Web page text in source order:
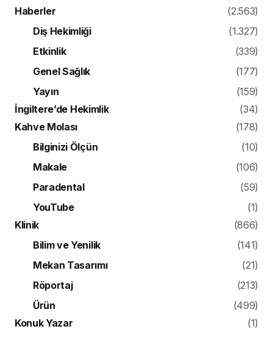
Haberler
(2.563)
Diş Hekimliği
(1.327)
Etkinlik
(339)
Genel Sağlık
(177)
Yayın
(159)
İngiltere’de Hekimlik
(34)
Kahve Molası
(178)
Bilginizi Ölçün
(10)
Makale
(106)
Paradental
(59)
YouTube
(1)
Klinik
(866)
Bilim ve Yenilik
(141)
Mekan Tasarımı
(21)
Röportaj
(213)
Ürün
(499)
Konuk Yazar
(1)